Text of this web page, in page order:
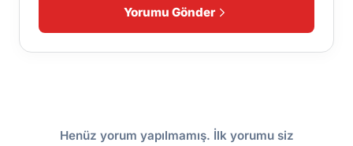
Yorumu Gönder
Henüz yorum yapılmamış. İlk yorumu siz